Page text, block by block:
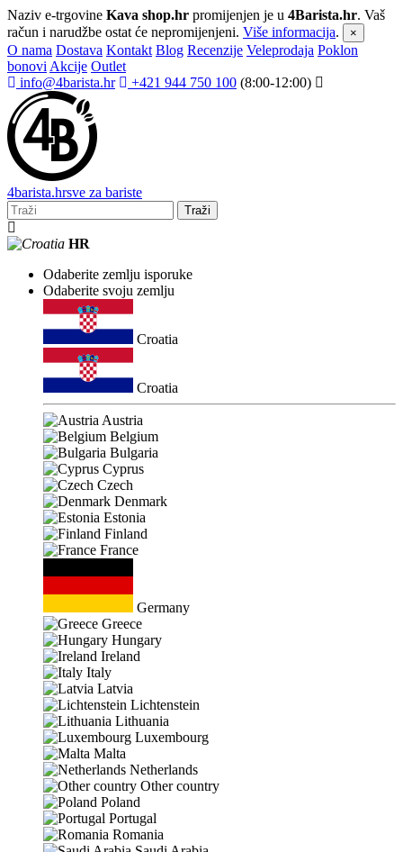
Naziv e-trgovine Kava shop.hr promijenjen je u 4Barista.hr. Vaš
račun i narudžbe ostat će nepromijenjeni. Više informacija. ×
O nama Dostava Kontakt Blog Recenzije Veleprodaja Poklon
bonovi Akcije Outlet
info@4barista.hr
+421 944 750 100 (8:00-12:00)
4barista.hrsve za bariste
Traži
HR
Odaberite zemlju isporuke
Odaberite svoju zemlju
Croatia
Croatia
Austria
Belgium
Bulgaria
Cyprus
Czech
Denmark
Estonia
Finland
France
Germany
Greece
Hungary
Ireland
Italy
Latvia
Lichtenstein
Lithuania
Luxembourg
Malta
Netherlands
Other country
Poland
Portugal
Romania